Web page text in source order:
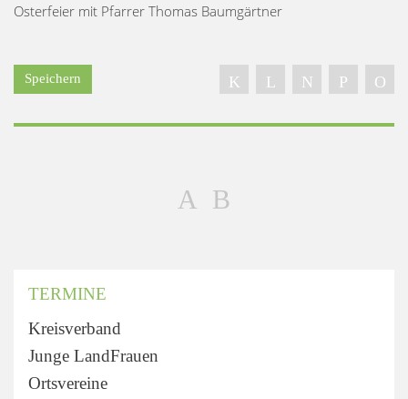
Osterfeier mit Pfarrer Thomas Baumgärtner
Speichern
TERMINE
Kreisverband
Junge LandFrauen
Ortsvereine